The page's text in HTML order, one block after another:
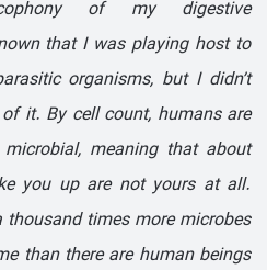
of my digestive
that I was playing host to
organisms, but I didn’t
it. By cell count, humans are
meaning that about
you up are not yours at all.
thousand times more microbes
than there are human beings